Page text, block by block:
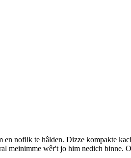
noflik te hâlden. Dizze kompakte
meinimme wêr't jo him nedich binne.